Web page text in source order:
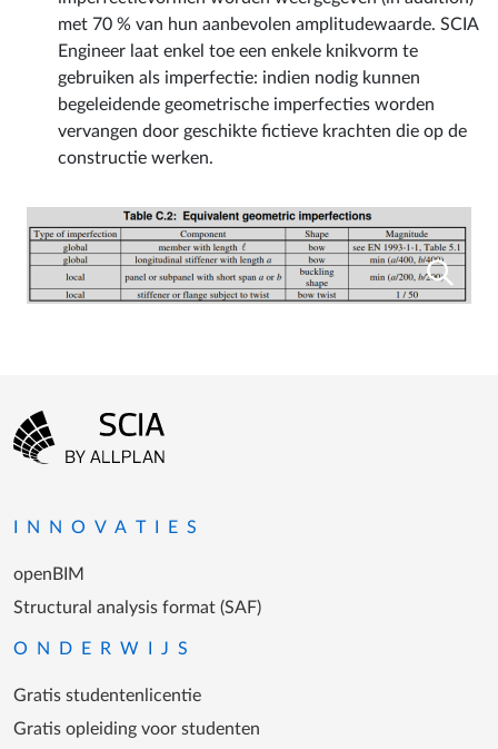
met 70 % van hun aanbevolen amplitudewaarde. SCIA
Engineer laat enkel toe een enkele knikvorm te
gebruiken als imperfectie: indien nodig kunnen
begeleidende geometrische imperfecties worden
vervangen door geschikte fictieve krachten die op de
constructie werken.
Footer-menu
Ga naar homepagina
INNOVATIES
openBIM
Structural analysis format (SAF)
ONDERWIJS
Gratis studentenlicentie
Gratis opleiding voor studenten